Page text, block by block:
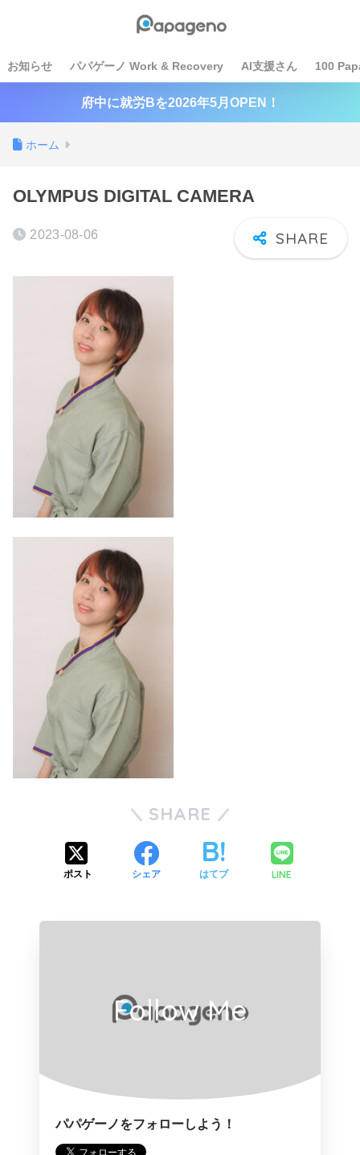
お知らせ パパゲーノ Work & Recovery AI支援さん 100
府中に就労Bを2026年5月OPEN！
ホーム
OLYMPUS DIGITAL CAMERA
2023-08-06
SHARE
ポスト シェア はてブ LINE
Follow Me
パパゲーノをフォローしよう！